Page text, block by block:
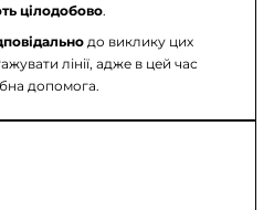
цілодобово.
до виклику цих
лінії, адже в цей час
допомога.